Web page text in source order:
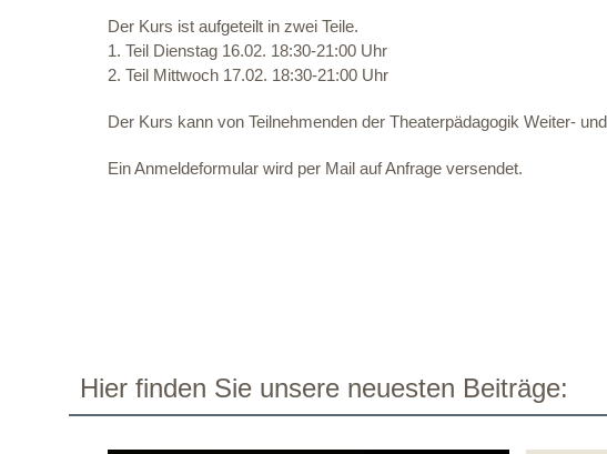
Der Kurs ist aufgeteilt in zwei Teile.
1. Teil Dienstag 16.02. 18:30-21:00 Uhr
2. Teil Mittwoch 17.02. 18:30-21:00 Uhr
Der Kurs kann von Teilnehmenden der Theaterpädagogik Weiter-
Ein Anmeldeformular wird per Mail auf Anfrage versendet.
Hier finden Sie unsere neuesten Beiträge: